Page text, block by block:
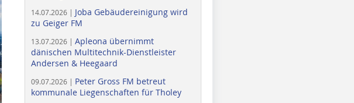
14.07.2026 | Joba Gebäudereinigung wird
zu Geiger FM
13.07.2026 | Apleona übernimmt
dänischen Multitechnik-Dienstleister
Andersen & Heegaard
09.07.2026 | Peter Gross FM betreut
kommunale Liegenschaften für Tholey